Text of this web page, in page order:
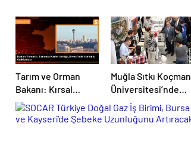
Tarım ve Orman
Bakanı: Kırsal
kalkınmada
gençlere ve
Muğla Sıtkı Koçman
Üniversitesi’nde
Turizm Sektörü ve
Öğrenciler Buluştu